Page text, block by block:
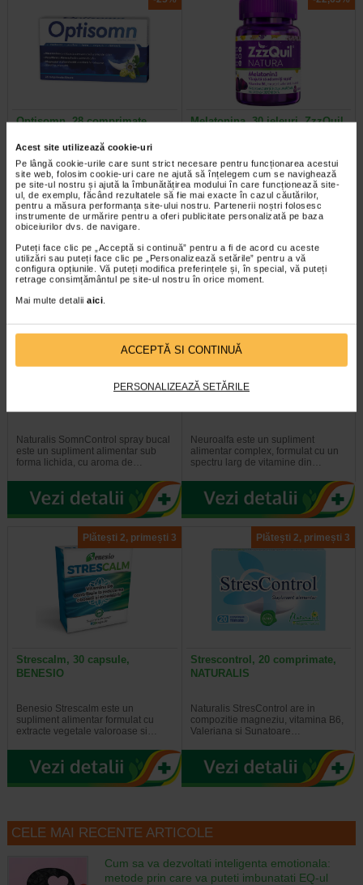
Acest site utilizează cookie-uri
Pe lângă cookie-urile care sunt strict necesare pentru funcționarea acestui
site web, folosim cookie-uri care ne ajută să înțelegem cum se navighează
pe site-ul nostru și ajută la îmbunătățirea modului în care funcționează site-
ul, de exemplu, făcând rezultatele să fie mai exacte în cazul căutărilor,
pentru a măsura performanța site-ului nostru. Partenerii noștri folosesc
instrumente de urmărire pentru a oferi publicitate personalizată pe baza
obiceiurilor dvs. de navigare.
Puteți face clic pe „Acceptă si continuă” pentru a fi de acord cu aceste
utilizări sau puteți face clic pe „Personalizează setările” pentru a vă
configura opțiunile. Vă puteți modifica preferințele și, în special, vă puteți
retrage consimțământul pe site-ul nostru în orice moment.
Mai multe detalii aici.
ACCEPTĂ SI CONTINUĂ
PERSONALIZEAZĂ SETĂRILE
Optisomn, 28 comprimate
Optisomn este un supliment
alimentar pentru sustinerea unui
somn linistit si odihnitor…
Melatonina, 30 jeleuri, ZzzQuil
Suplimente de melatonina pentru
somn, sub forma de jeleuri, cu
extracte de levantica, valeriana si…
Plătești 2, primești 3
SomnControl spray bucal, 30
Naturalis SomnControl spray bucal
este un supliment alimentar sub
forma lichida, cu aroma de…
Plătești 2, primești 3
Neuroalfa, 20 capsule moi,
Neuroalfa este un supliment
alimentar complex, formulat cu un
spectru larg de vitamine din…
Plătești 2, primești 3
Strescalm, 30 capsule,
BENESIO
Benesio Strescalm este un
supliment alimentar formulat cu
extracte vegetale valoroase si…
Plătești 2, primești 3
Strescontrol, 20 comprimate,
NATURALIS
Naturalis StresControl are in
compozitie magneziu, vitamina B6,
Valeriana si Sunatoare…
CELE MAI RECENTE ARTICOLE
Cum sa va dezvoltati inteligenta emotionala:
metode prin care va puteti imbunatati EQ-ul